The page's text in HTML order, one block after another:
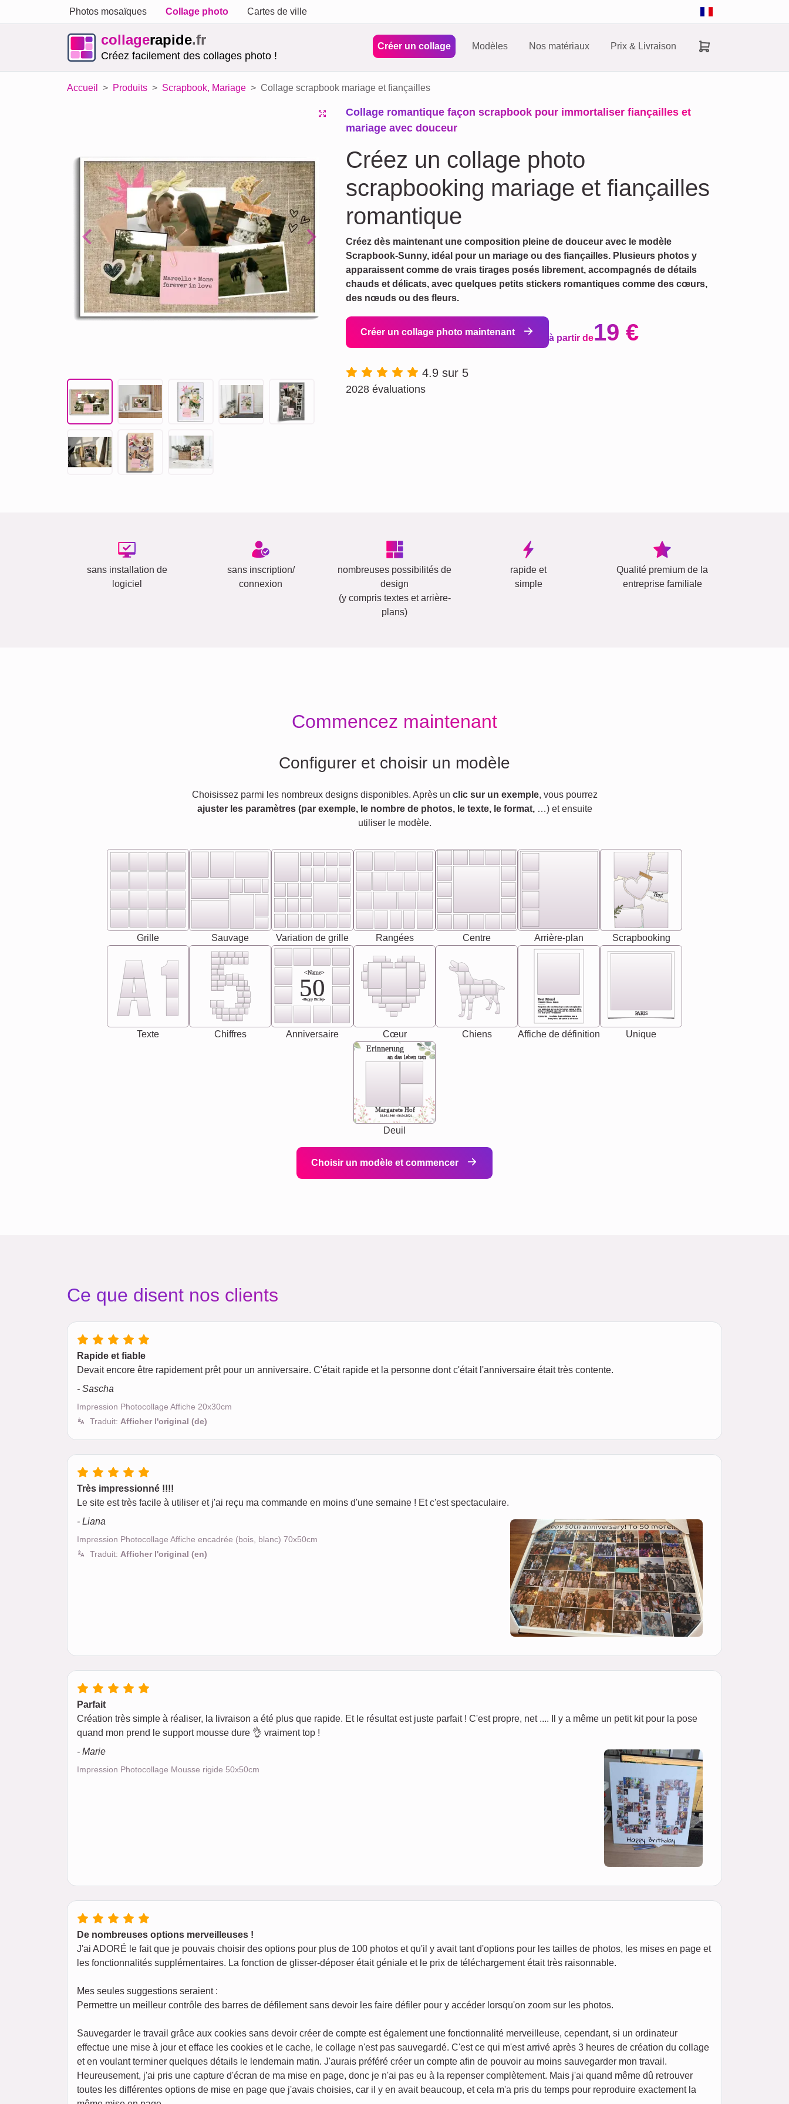
Photos mosaïques Collage photo Cartes de ville
collagerapide.fr
Créez facilement des collages photo !
Créer un collage Modèles Nos matériaux Prix & Livraison
Accueil Produits Scrapbook, Mariage Collage scrapbook mariage et fiançailles
Previous Next
Collage romantique façon scrapbook pour immortaliser fiançailles et
mariage avec douceur
Créez un collage photo
scrapbooking mariage et fiançailles
romantique
Créez dès maintenant une composition pleine de douceur avec le modèle
Scrapbook-Sunny, idéal pour un mariage ou des fiançailles. Plusieurs photos y
apparaissent comme de vrais tirages posés librement, accompagnés de détails
chauds et délicats, avec quelques petits stickers romantiques comme des cœurs,
des nœuds ou des fleurs.
Créer un collage photo maintenant
à partir de19 €
4.9 sur 5
2028 évaluations
sans installation de
logiciel
sans inscription/
connexion
nombreuses possibilités de
design
(y compris textes et arrière-
plans)
rapide et
simple
Qualité premium de la
entreprise familiale
Commencez maintenant
Configurer et choisir un modèle
Choisissez parmi les nombreux designs disponibles. Après un clic sur un exemple, vous pourrez
ajuster les paramètres (par exemple, le nombre de photos, le texte, le format,…) et ensuite
utiliser le modèle.
Grille Sauvage Variation de grille Rangées Centre Arrière-plan
Text
Scrapbooking
Texte Chiffres
<Name>
50
-Happy Birday-
Anniversaire Cœur Chiens
Best Friend
[<NAME>] Noun, feminie
Synonyms: Soulmate, closet confidante, sister at
heart person, life partner in adventure.
The person who understands you without explanation
you accepts just as you are. She's your partner in life's,
chaos your biggest supporter, and the one with whom
you share your best memories.
Affiche de définition
PARIS
Unique
Erinnerung
an das leben uan
Margarete Hof
02.05.1940 - 08.04.2021
Deuil
Choisir un modèle et commencer
Ce que disent nos clients
Rapide et fiable
Devait encore être rapidement prêt pour un anniversaire. C'était rapide et la personne dont c'était l'anniversaire était très contente.
- Sascha
Impression Photocollage Affiche 20x30cm
Traduit: Afficher l'original (de)
Très impressionné !!!!
Le site est très facile à utiliser et j'ai reçu ma commande en moins d'une semaine ! Et c'est spectaculaire.
- Liana
Impression Photocollage Affiche encadrée (bois, blanc) 70x50cm
Traduit: Afficher l'original (en)
Parfait
Création très simple à réaliser, la livraison a été plus que rapide. Et le résultat est juste parfait ! C'est propre, net .... Il y a même un petit kit pour la pose
quand mon prend le support mousse dure 👌 vraiment top !
- Marie
Impression Photocollage Mousse rigide 50x50cm
De nombreuses options merveilleuses !
J'ai ADORÉ le fait que je pouvais choisir des options pour plus de 100 photos et qu'il y avait tant d'options pour les tailles de photos, les mises en page et
les fonctionnalités supplémentaires. La fonction de glisser-déposer était géniale et le prix de téléchargement était très raisonnable.
Mes seules suggestions seraient :
Permettre un meilleur contrôle des barres de défilement sans devoir les faire défiler pour y accéder lorsqu'on zoom sur les photos.
Sauvegarder le travail grâce aux cookies sans devoir créer de compte est également une fonctionnalité merveilleuse, cependant, si un ordinateur
effectue une mise à jour et efface les cookies et le cache, le collage n'est pas sauvegardé. C'est ce qui m'est arrivé après 3 heures de création du collage
et en voulant terminer quelques détails le lendemain matin. J'aurais préféré créer un compte afin de pouvoir au moins sauvegarder mon travail.
Heureusement, j'ai pris une capture d'écran de ma mise en page, donc je n'ai pas eu à la repenser complètement. Mais j'ai quand même dû retrouver
toutes les différentes options de mise en page que j'avais choisies, car il y en avait beaucoup, et cela m'a pris du temps pour reproduire exactement la